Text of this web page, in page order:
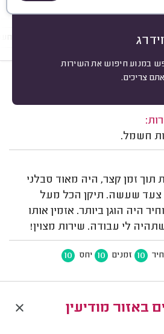
במנוע חיפוש את השירות
צריכים.
תשתיות
חשמל.
תוך זמן קצר, היה מאוד סבלני
צעד שעשה. תיקן הכל מעל
היה הוגן ביותר. אזמין אותו
לי עבודה. שירות מצוין!
10 זמנים 10 יחס 10
באזור מודיעין